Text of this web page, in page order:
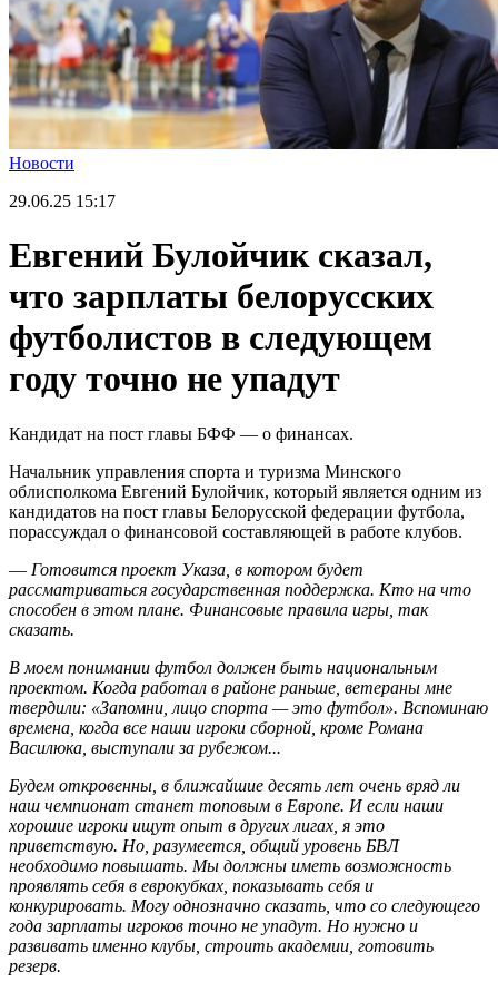
Новости
29.06.25 15:17
Евгений Булойчик сказал,
что зарплаты белорусских
футболистов в следующем
году точно не упадут
Кандидат на пост главы БФФ — о финансах.
Начальник управления спорта и туризма Минского
облисполкома Евгений Булойчик, который является одним из
кандидатов на пост главы Белорусской федерации футбола,
порассуждал о финансовой составляющей в работе клубов.
— Готовится проект Указа, в котором будет
рассматриваться государственная поддержка. Кто на что
способен в этом плане. Финансовые правила игры, так
сказать.
В моем понимании футбол должен быть национальным
проектом. Когда работал в районе раньше, ветераны мне
твердили: «Запомни, лицо спорта — это футбол». Вспоминаю
времена, когда все наши игроки сборной, кроме Романа
Василюка, выступали за рубежом...
Будем откровенны, в ближайшие десять лет очень вряд ли
наш чемпионат станет топовым в Европе. И если наши
хорошие игроки ищут опыт в других лигах, я это
приветствую. Но, разумеется, общий уровень БВЛ
необходимо повышать. Мы должны иметь возможность
проявлять себя в еврокубках, показывать себя и
конкурировать. Могу однозначно сказать, что со следующего
года зарплаты игроков точно не упадут. Но нужно и
развивать именно клубы, строить академии, готовить
резерв.